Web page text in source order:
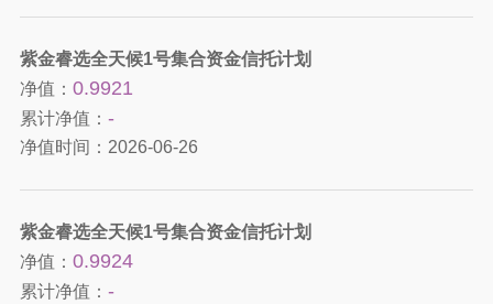
紫金睿选全天候1号集合资金信托计划
净值： 0.9921
累计净值： -
净值时间： 2026-06-26
紫金睿选全天候1号集合资金信托计划
净值： 0.9924
累计净值： -